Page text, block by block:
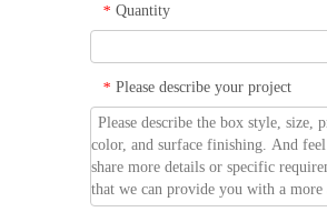
* Quantity
* Please describe your project